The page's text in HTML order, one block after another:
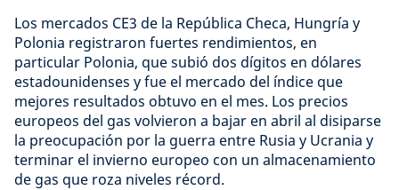
Los mercados CE3 de la República Checa, Hungría y
Polonia registraron fuertes rendimientos, en
particular Polonia, que subió dos dígitos en dólares
estadounidenses y fue el mercado del índice que
mejores resultados obtuvo en el mes. Los precios
europeos del gas volvieron a bajar en abril al disiparse
la preocupación por la guerra entre Rusia y Ucrania y
terminar el invierno europeo con un almacenamiento
de gas que roza niveles récord.